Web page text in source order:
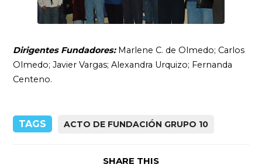
Dirigentes Fundadores:Marlene C. de Olmedo; Carlos
Olmedo; Javier Vargas; Alexandra Urquizo; Fernanda
Centeno.
TAGS ACTO DE FUNDACIÓN GRUPO 10
SHARE THIS